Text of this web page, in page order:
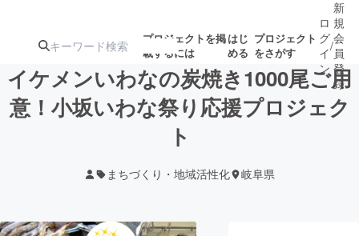
プロジェクトを掲
載するには
はじ
める
プロジェクト
をさがす
注目の新着プロ
ロ
グ
イ
ン
/
新
規
会
員
登
録
イケメンいわなの炭焼き1000尾ご用
意！小坂いわな祭り応援プロジェク
ト
まちづくり・地域活性化 岐阜県